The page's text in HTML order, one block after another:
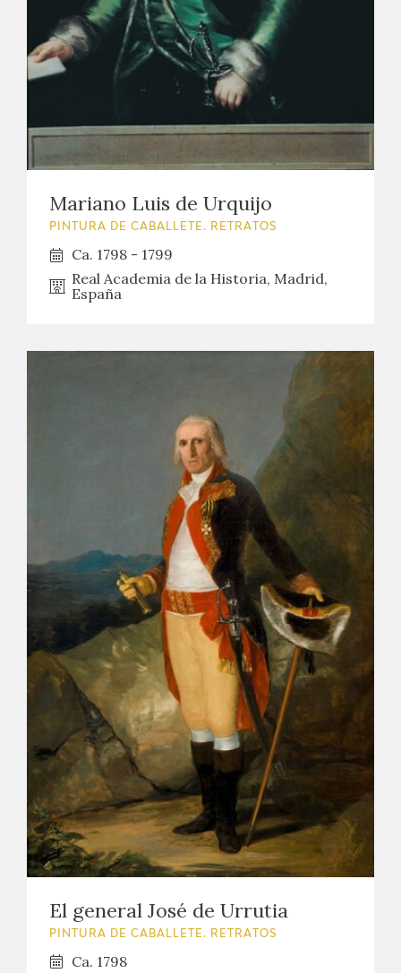
Mariano Luis de Urquijo
PINTURA DE CABALLETE. RETRATOS
Ca. 1798 - 1799
Real Academia de la Historia, Madrid,
España
El general José de Urrutia
PINTURA DE CABALLETE. RETRATOS
Ca. 1798